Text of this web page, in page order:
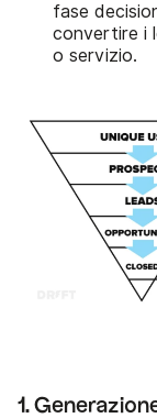
fase
convertire i
o servizio.
1.